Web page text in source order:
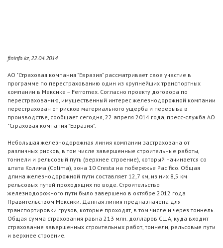
fininfo.kz, 22.04.2014
АО "Страховая компания "Евразия" рассматривает свое участие в
программе по перестрахованию один из крупнейших транспортных
компании в Мексике – Ferromex. Согласно проекту договора по
перестрахованию, имущественный интерес железнодорожной компании
перестрахован от рисков материального ущерба и перерыва в
производстве, сообщает сегодня, 22 апреля 2014 года, пресс-служба АО
"Страховая компания "Евразия".
Небольшая железнодорожная линия компании застрахована от
различных рисков, в том числе завершенные строительные работы,
тоннели и рельсовый путь (верхнее строение), который начинается со
штата Колима (Colima), зона 10 Cresta на побережье Pacifico. Общая
длина железнодорожной пути составляет 12,7 км, из них 8,5 км
рельсовых путей проходящих по воде. Строительство
железнодорожного пути было завершено в октябре 2012 года
Правительством Мексики. Данная линия предназначена для
транспортировки грузов, которые проходят, в том числе и через тоннель.
Общая сумма страхования равна 213 млн. долларов США, куда входит
страхование завершенных строительных работ, тоннели, рельсовые пути
и верхнее строение.